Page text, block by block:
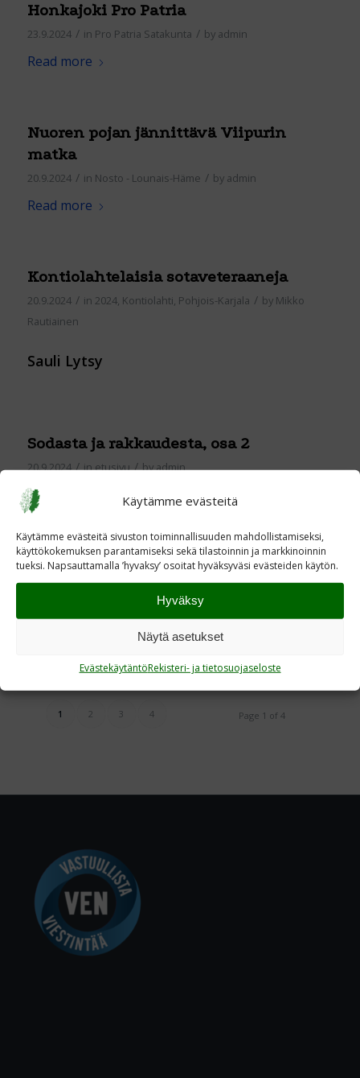
Käytämme evästeitä
Käytämme evästeitä sivuston toiminnallisuuden mahdollistamiseksi,
käyttökokemuksen parantamiseksi sekä tilastoinnin ja markkinoinnin
tueksi. Napsauttamalla ’hyvaksy’ osoitat hyväksyväsi evästeiden käytön.
Hyväksy
Näytä asetukset
EvästekäytäntöRekisteri- ja tietosuojaseloste
Honkajoki Pro Patria
23.9.2024 / in Pro Patria Satakunta / by admin
Read more
Nuoren pojan jännittävä Viipurin
matka
20.9.2024 / in Nosto - Lounais-Häme / by admin
Read more
Kontiolahtelaisia sotaveteraaneja
20.9.2024 / in 2024, Kontiolahti, Pohjois-Karjala / by Mikko
Rautiainen
Sauli Lytsy
Sodasta ja rakkaudesta, osa 2
20.9.2024 / inetusivu / byadmin
Read more
Sotiemme sukupolvien muistokirkko
Kangasalla 19.9.2024
/ Pirkanmaa
Page 1 of 4
1 2 3 4